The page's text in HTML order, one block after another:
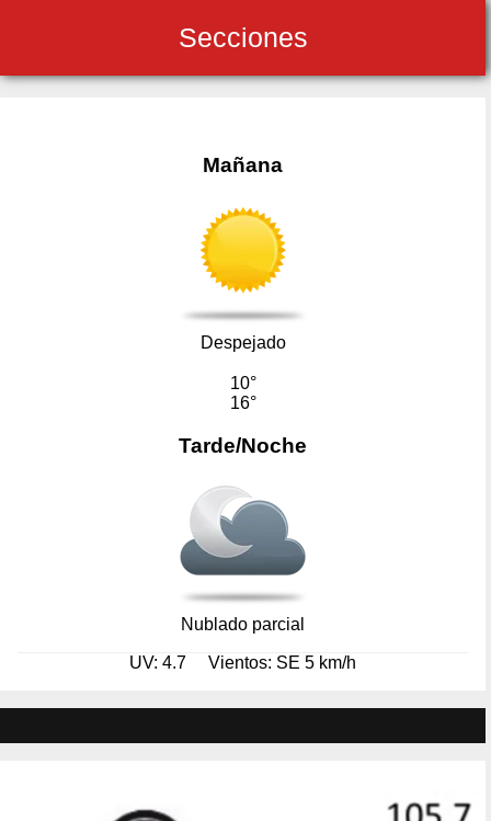
Secciones
Mañana
Despejado
10°
16°
Tarde/Noche
Nublado parcial
UV: 4.7 Vientos: SE 5 km/h